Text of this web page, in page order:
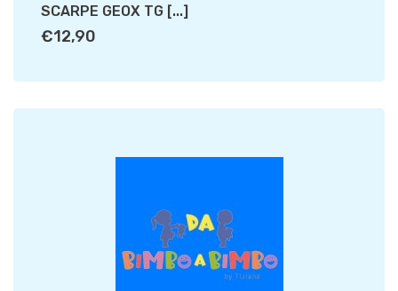
SCARPE GEOX TG [...]
€12,90